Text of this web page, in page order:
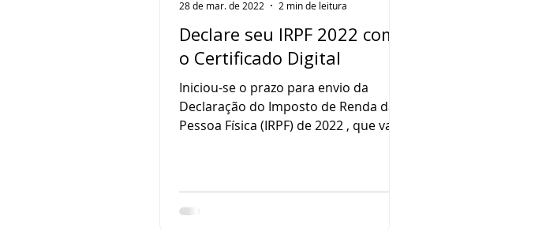
Declare seu IRPF 2022 com
o Certificado Digital
Iniciou-se o prazo para envio da
Declaração do Imposto de Renda da
Pessoa Física (IRPF) de 2022 , que vai
processo de forma segura e facilitada
28 de mar. de 2022
2 min de leitura